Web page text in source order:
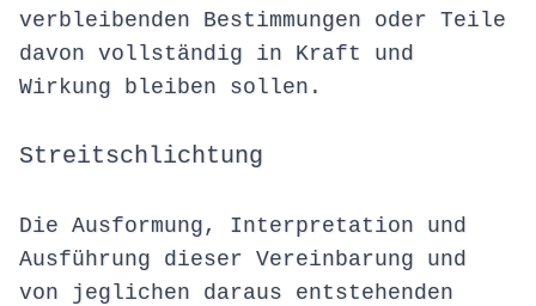
verbleibenden Bestimmungen oder Teile
davon vollständig in Kraft und
Wirkung bleiben sollen.
Streitschlichtung
Die Ausformung, Interpretation und
Ausführung dieser Vereinbarung und
von jeglichen daraus entstehenden